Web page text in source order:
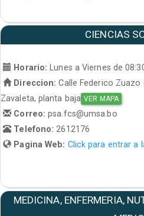
CIENCIAS
Horario:
Lunes a Viernes de
Direccion: Calle Federico Zuazo
Zavaleta, planta baja VER MAPA
Correo:psa.fcs@umsa.bo
Telefono: 2612176
Pagina Web: Click para entrar a
MEDICINA, ENFERMERIA,